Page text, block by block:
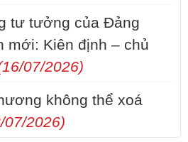
tư tưởng của Đảng
mới: Kiên định – chủ
07/2026)
không thể xoá
07/2026)